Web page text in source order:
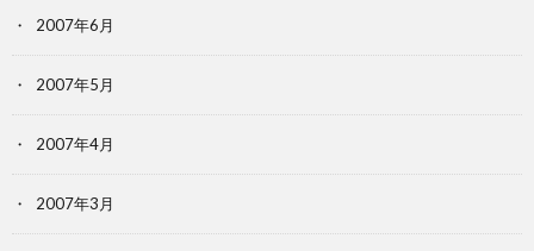
2007年6月
2007年5月
2007年4月
2007年3月